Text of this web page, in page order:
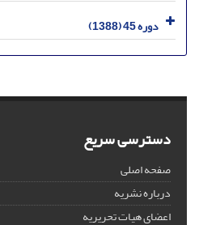
دوره 45 (1388)
دسترسی سریع
صفحه اصلی
درباره نشریه
اعضای هیات تحریریه